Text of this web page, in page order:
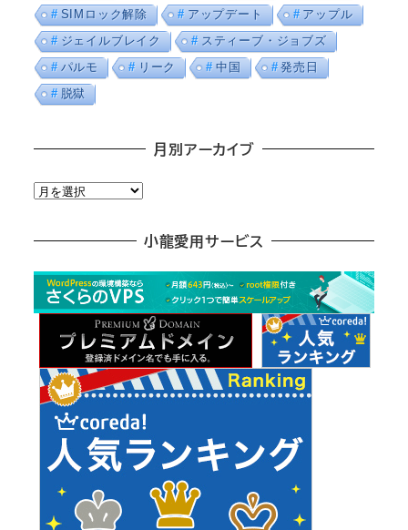
SIMロック解除
アップデート
アップル
ジェイルブレイク
スティーブ・ジョブズ
パルモ
リーク 中国
発売日
脱獄
月別アーカイブ
月
カ
小龍愛用サービス